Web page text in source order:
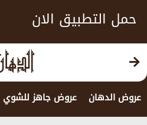
حمل التطبيق الان
عروض الدهان عروض جاهز للشوي